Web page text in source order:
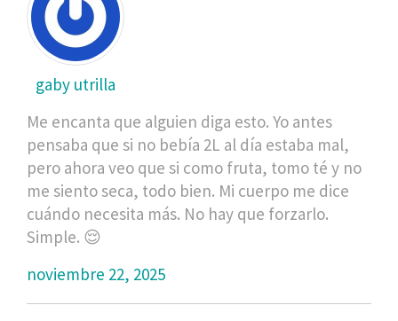
gaby utrilla
Me encanta que alguien diga esto. Yo antes
pensaba que si no bebía 2L al día estaba mal,
pero ahora veo que si como fruta, tomo té y no
me siento seca, todo bien. Mi cuerpo me dice
cuándo necesita más. No hay que forzarlo.
Simple. 😌
noviembre 22, 2025